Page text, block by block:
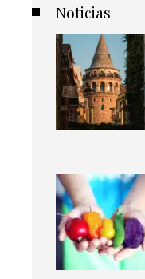
Noticias